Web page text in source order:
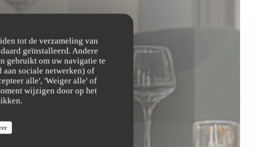
tot de verzameling van
geïnstalleerd. Andere
gebruikt om uw navigatie te
aan sociale netwerken) of
alle', 'Weiger alle' of
wijzigen door op het